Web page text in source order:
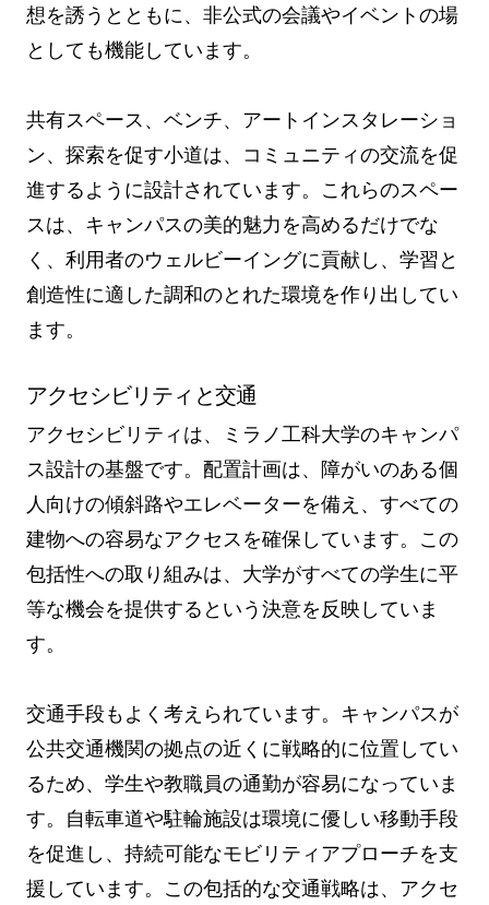
想を誘うとともに、非公式の会議やイベントの場
としても機能しています。
共有スペース、ベンチ、アートインスタレーショ
ン、探索を促す小道は、コミュニティの交流を促
進するように設計されています。これらのスペー
スは、キャンパスの美的魅力を高めるだけでな
く、利用者のウェルビーイングに貢献し、学習と
創造性に適した調和のとれた環境を作り出してい
ます。
アクセシビリティと交通
アクセシビリティは、ミラノ工科大学のキャンパ
ス設計の基盤です。配置計画は、障がいのある個
人向けの傾斜路やエレベーターを備え、すべての
建物への容易なアクセスを確保しています。この
包括性への取り組みは、大学がすべての学生に平
等な機会を提供するという決意を反映していま
す。
交通手段もよく考えられています。キャンパスが
公共交通機関の拠点の近くに戦略的に位置してい
るため、学生や教職員の通勤が容易になっていま
す。自転車道や駐輪施設は環境に優しい移動手段
を促進し、持続可能なモビリティアプローチを支
援しています。この包括的な交通戦略は、アクセ